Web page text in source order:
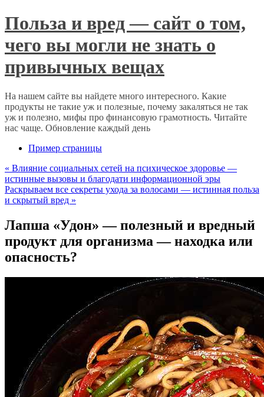
Польза и вред — сайт о том,
чего вы могли не знать о
привычных вещах
На нашем сайте вы найдете много интересного. Какие
продукты не такие уж и полезные, почему закаляться не так
уж и полезно, мифы про финансовую грамотность. Читайте
нас чаще. Обновление каждый день
Пример страницы
« Влияние социальных сетей на психическое здоровье —
истинные вызовы и благодати информационной эры
Раскрываем все секреты ухода за волосами — истинная польза
и скрытый вред »
Лапша «Удон» — полезный и вредный
продукт для организма — находка или
опасность?